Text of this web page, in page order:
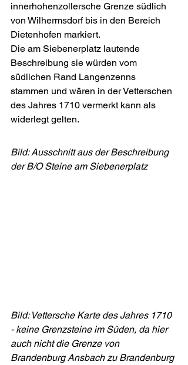
innerhohenzollersche Grenze südlich
von Wilhermsdorf bis in den Bereich
Dietenhofen markiert.
Die am Siebenerplatz lautende
Beschreibung sie würden vom
südlichen Rand Langenzenns
stammen und wären in der Vetterschen
des Jahres 1710 vermerkt kann als
widerlegt gelten.
Bild: Ausschnitt aus der Beschreibung
der B/O Steine am Siebenerplatz
Bild: Vettersche Karte des Jahres 1710
- keine Grenzsteine im Süden, da hier
auch nicht die Grenze von
Brandenburg Ansbach zu Brandenburg